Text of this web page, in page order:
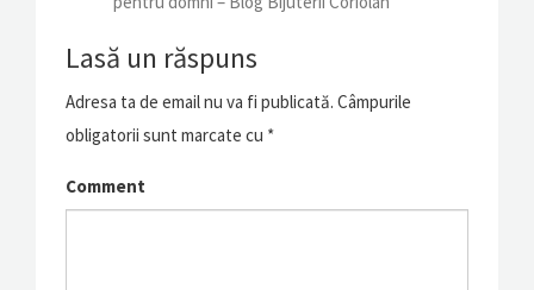
Lasă un răspuns
Adresa ta de email nu va fi publicată. Câmpurile
obligatorii sunt marcate cu *
Comment